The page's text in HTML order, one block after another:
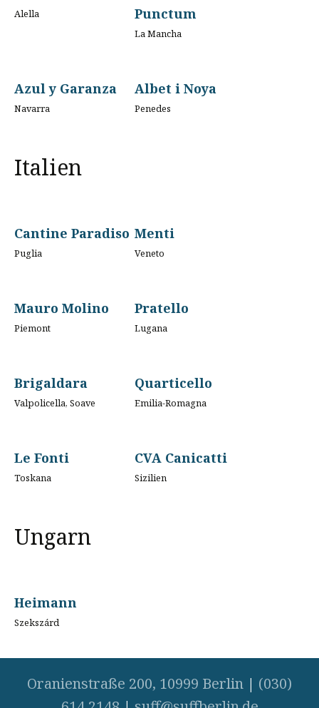
Alella
Punctum
La Mancha
Azul y Garanza
Navarra
Albet i Noya
Penedes
Italien
Cantine Paradiso
Puglia
Menti
Veneto
Mauro Molino
Piemont
Pratello
Lugana
Brigaldara
Valpolicella, Soave
Quarticello
Emilia-Romagna
Le Fonti
Toskana
CVA Canicatti
Sizilien
Ungarn
Heimann
Szekszárd
Oranienstraße 200, 10999 Berlin | (030)